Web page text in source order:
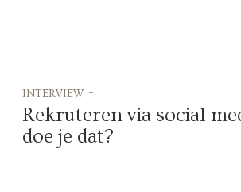
interview -
Rekruteren via social
doe je dat?